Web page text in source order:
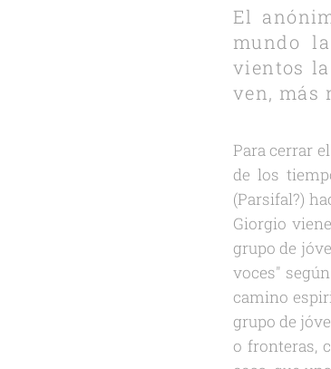
El
mundo
vientos
ven, más
Para cerrar
de los
(Parsifal?)
Giorgio
grupo de
voces"
camino
grupo de
o fronteras,